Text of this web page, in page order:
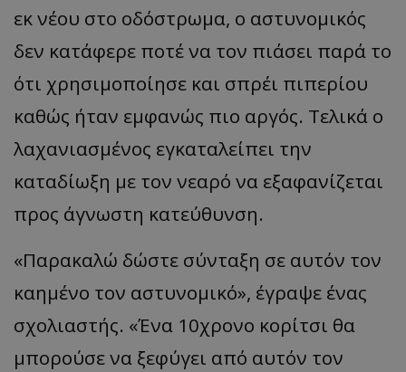
εκ νέου στο οδόστρωμα, ο αστυνομικός
δεν κατάφερε ποτέ να τον πιάσει παρά το
ότι χρησιμοποίησε και σπρέι πιπερίου
καθώς ήταν εμφανώς πιο αργός. Τελικά ο
λαχανιασμένος εγκαταλείπει την
καταδίωξη με τον νεαρό να εξαφανίζεται
προς άγνωστη κατεύθυνση.
«Παρακαλώ δώστε σύνταξη σε αυτόν τον
καημένο τον αστυνομικό», έγραψε ένας
σχολιαστής. «Ένα 10χρονο κορίτσι θα
μπορούσε να ξεφύγει από αυτόν τον